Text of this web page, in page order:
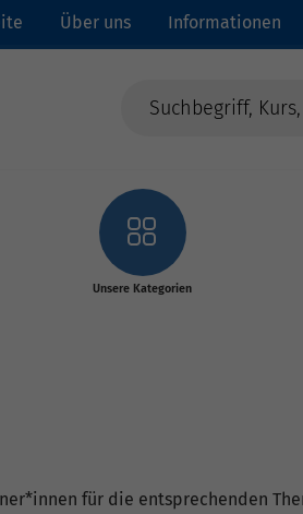
Über uns Informationen
Unsere Kategorien
für die entsprechenden